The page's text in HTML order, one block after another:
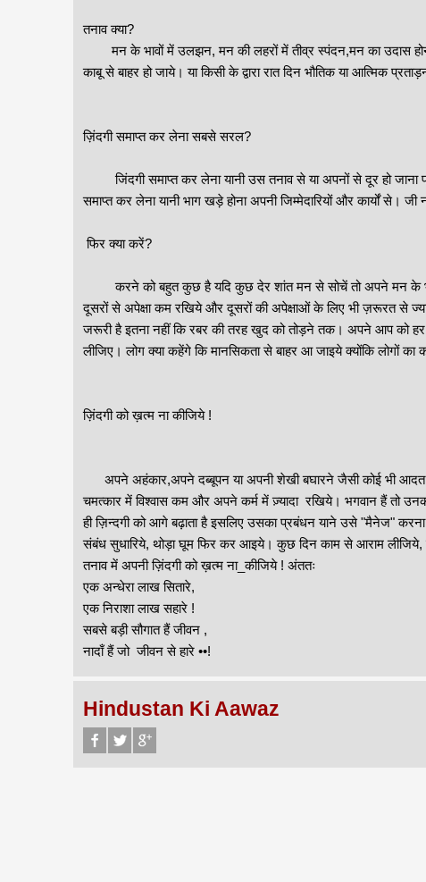
तनाव क्या?
मन के भावों में उलझन, मन की लहरों में तीव्र स्पंदन,मन का उदास
काबू से बाहर हो जाये। या किसी के द्वारा रात दिन भौतिक या आत्मिक
ज़िंदगी समाप्त कर लेना सबसे सरल?
जिंदगी समाप्त कर लेना यानी उस तनाव से या अपनों से दूर हो जाना
समाप्त कर लेना यानी भाग खड़े होना अपनी जिम्मेदारियों और कार्यों से।
फिर क्या करें?
करने को बहुत कुछ है यदि कुछ देर शांत मन से सोचें तो अपने मन के भावों
दूसरों से अपेक्षा कम रखिये और दूसरों की अपेक्षाओं के लिए भी ज़रूरत से
जरूरी है इतना नहीं कि रबर की तरह खुद को तोड़ने तक। अपने आप को
लीजिए। लोग क्या कहेंगे कि मानसिकता से बाहर आ जाइये क्योंकि लोगों का
ज़िंदगी को ख़त्म ना कीजिये !
अपने अहंकार,अपने दब्बूपन या अपनी शेखी बघारने जैसी कोई भी आदत
चमत्कार में विश्वास कम और अपने कर्म में ज़्यादा रखिये। भगवान हैं तो
ही ज़िन्दगी को आगे बढ़ाता है इसलिए उसका प्रबंधन याने उसे "मैनेज"
संबंध सुधारिये, थोड़ा घूम फिर कर आइये। कुछ दिन काम से आराम लीजिये,
तनाव में अपनी ज़िंदगी को ख़त्म ना_कीजिये ! अंततः
एक अन्धेरा लाख सितारे,
एक निराशा लाख सहारे !
सबसे बड़ी सौगात हैं जीवन ,
नादाँ हैं जो जीवन से हारे ••!
Hindustan Ki Aawaz